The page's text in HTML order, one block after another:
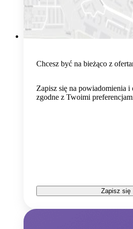
Chcesz być na bieżąco z
Zapisz się na powiadomienia
zgodne z Twoimi
Zapisz się